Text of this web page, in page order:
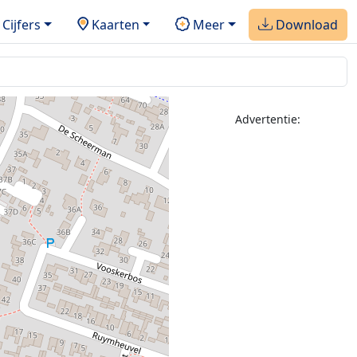
Cijfers Kaarten Meer Download
Advertentie: